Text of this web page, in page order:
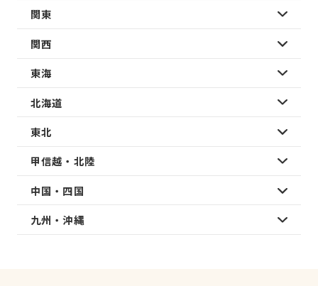
関東
関西
東海
北海道
東北
甲信越・北陸
中国・四国
九州・沖縄